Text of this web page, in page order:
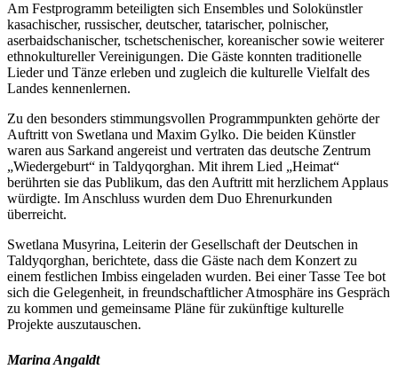
Am Festprogramm beteiligten sich Ensembles und Solokünstler
kasachischer, russischer, deutscher, tatarischer, polnischer,
aserbaidschanischer, tschetschenischer, koreanischer sowie weiterer
ethnokultureller Vereinigungen. Die Gäste konnten traditionelle
Lieder und Tänze erleben und zugleich die kulturelle Vielfalt des
Landes kennenlernen.
Zu den besonders stimmungsvollen Programmpunkten gehörte der
Auftritt von Swetlana und Maxim Gylko. Die beiden Künstler
waren aus Sarkand angereist und vertraten das deutsche Zentrum
„Wiedergeburt“ in Taldyqorghan. Mit ihrem Lied „Heimat“
berührten sie das Publikum, das den Auftritt mit herzlichem Applaus
würdigte. Im Anschluss wurden dem Duo Ehrenurkunden
überreicht.
Swetlana Musyrina, Leiterin der Gesellschaft der Deutschen in
Taldyqorghan, berichtete, dass die Gäste nach dem Konzert zu
einem festlichen Imbiss eingeladen wurden. Bei einer Tasse Tee bot
sich die Gelegenheit, in freundschaftlicher Atmosphäre ins Gespräch
zu kommen und gemeinsame Pläne für zukünftige kulturelle
Projekte auszutauschen.
Marina Angaldt